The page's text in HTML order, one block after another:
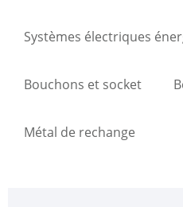
Systèmes électriques
Bouchons et socket
Métal de rechange